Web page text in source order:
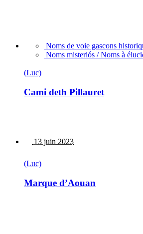
Noms de voie gascons
Noms misteriós / Noms à
(Luc)
Cami deth Pillauret
13 juin 2023
(Luc)
Marque d’Aouan